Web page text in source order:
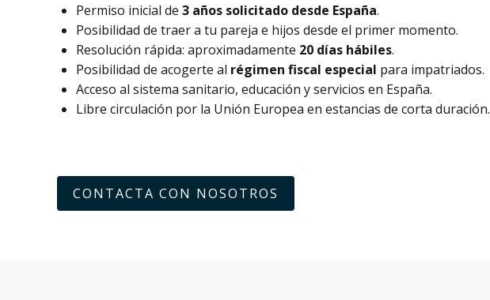
Permiso inicial de 3 años solicitado desde España.
Posibilidad de traer a tu pareja e hijos desde el primer momento.
Resolución rápida: aproximadamente 20 días hábiles.
Posibilidad de acogerte al régimen fiscal especial para impatriados.
Acceso al sistema sanitario, educación y servicios en España.
Libre circulación por la Unión Europea en estancias de corta duración.
CONTACTA CON NOSOTROS